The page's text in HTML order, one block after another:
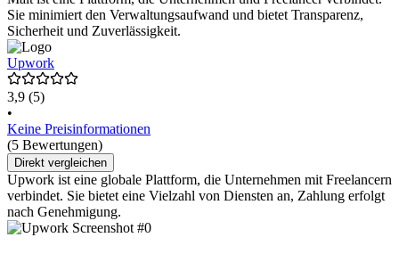
Sie minimiert den Verwaltungsaufwand und bietet Transparenz,
Sicherheit und Zuverlässigkeit.
Upwork
3,9 (5)
•
Keine Preisinformationen
(5 Bewertungen)
Direkt vergleichen
Upwork ist eine globale Plattform, die Unternehmen mit Freelancern
verbindet. Sie bietet eine Vielzahl von Diensten an, Zahlung erfolgt
nach Genehmigung.